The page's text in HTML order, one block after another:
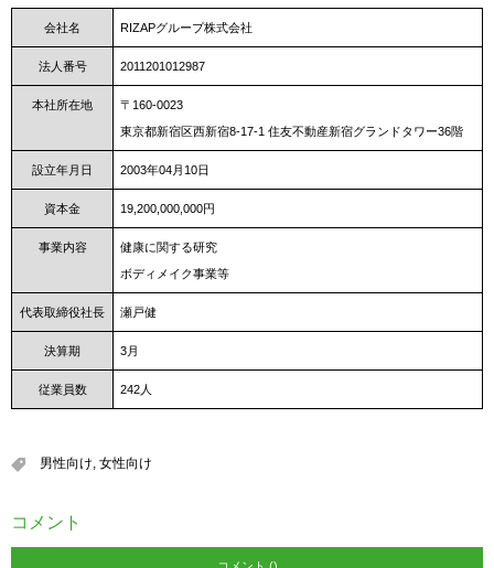
会社名 RIZAPグループ株式会社
法人番号 2011201012987
本社所在地
〒160-0023
東京都新宿区西新宿8-17-1 住友不動産新宿グランドタワー36階
設立年月日 2003年04月10日
資本金 19,200,000,000円
事業内容
健康に関する研究
ボディメイク事業等
代表取締役社長 瀬戸健
決算期 3月
従業員数 242人
男性向け, 女性向け
コメント